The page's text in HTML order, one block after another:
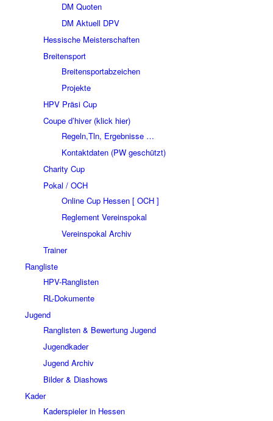
DM Quoten
DM Aktuell DPV
Hessische Meisterschaften
Breitensport
Breitensportabzeichen
Projekte
HPV Präsi Cup
Coupe d’hiver (klick hier)
Regeln,Tln, Ergebnisse …
Kontaktdaten (PW geschützt)
Charity Cup
Pokal / OCH
Online Cup Hessen [ OCH ]
Reglement Vereinspokal
Vereinspokal Archiv
Trainer
Rangliste
HPV-Ranglisten
RL-Dokumente
Jugend
Ranglisten & Bewertung Jugend
Jugendkader
Jugend Archiv
Bilder & Diashows
Kader
Kaderspieler in Hessen